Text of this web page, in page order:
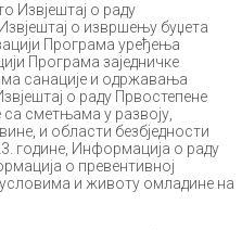
Извјештај о раду
о извршењу буџета
Програма уређења
Програма заједничке
санације и одржавања
о раду Првостепене
са сметњама у развоју,
и области безбједности
године, Информација о раду
о превентивној
и животу омладине на